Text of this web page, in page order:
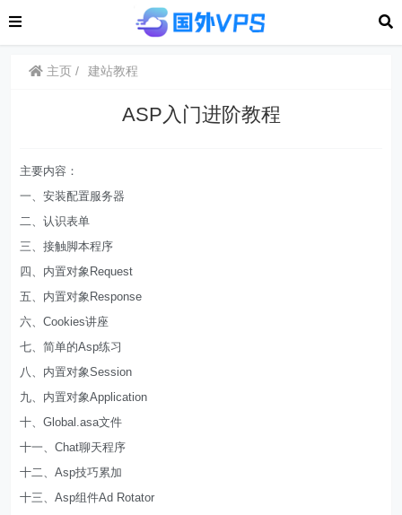
主页 建站教程
ASP入门进阶教程
主要内容：
一、安装配置服务器
二、认识表单
三、接触脚本程序
四、内置对象Request
五、内置对象Response
六、Cookies讲座
七、简单的Asp练习
八、内置对象Session
九、内置对象Application
十、Global.asa文件
十一、Chat聊天程序
十二、Asp技巧累加
十三、Asp组件Ad Rotator